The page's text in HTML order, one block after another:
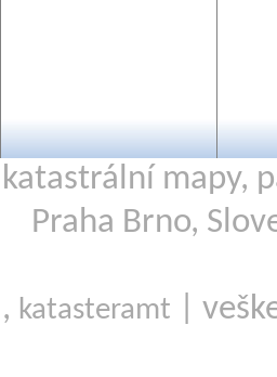
katastrální mapy,
Praha Brno,
, katasteramt
|